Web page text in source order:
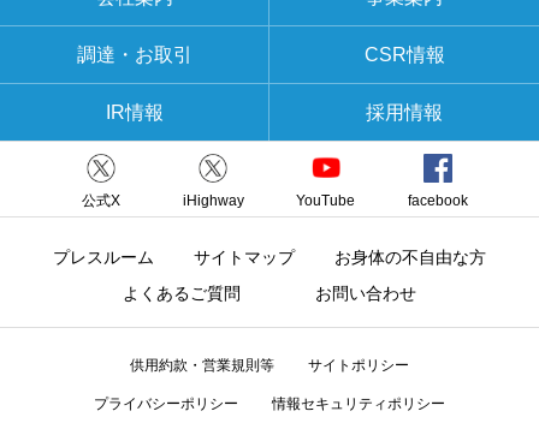
調達・お取引 CSR情報
IR情報 採用情報
公式X iHighway YouTube facebook
プレスルーム サイトマップ
お身体の不自由な方
よくあるご質問
お問い合わせ
供用約款・営業規則等 サイトポリシー
プライバシーポリシー 情報セキュリティポリシー